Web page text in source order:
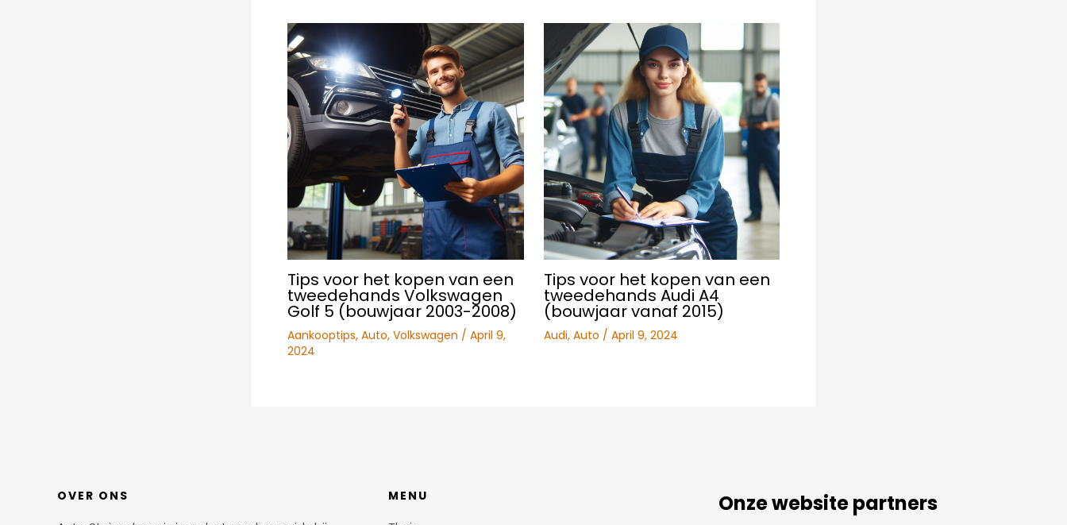
Tips voor het kopen van een
tweedehands Volkswagen
Golf 5 (bouwjaar 2003-2008)
Aankooptips, Auto, Volkswagen / April 9,
2024
Tips voor het kopen van een
tweedehands Audi A4
(bouwjaar vanaf 2015)
Audi, Auto / April 9, 2024
OVER ONS MENU Onze website partners